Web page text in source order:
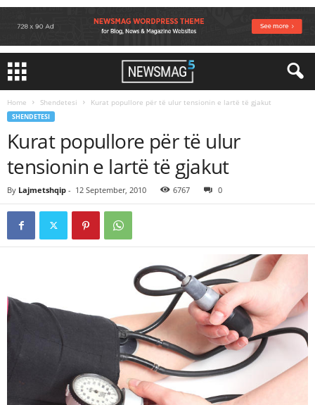
Home Shendetesi Kurat popullore për të ulur tensionin e lartë të gjakut
SHENDETESI
Kurat popullore për të ulur
tensionin e lartë të gjakut
By Lajmetshqip - 12 September, 2010 6767 0